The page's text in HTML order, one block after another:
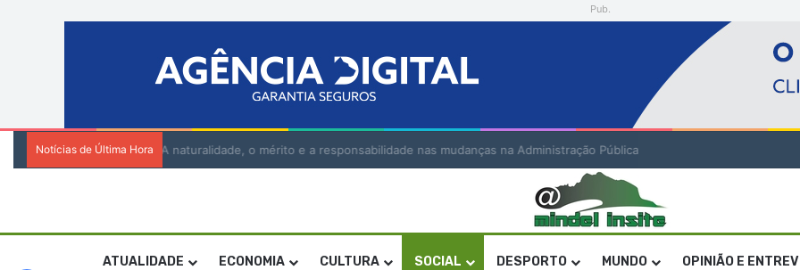
Pub.
Notícias de Última Hora A naturalidade, o mérito e a responsabilidade nas mudanças na Administração Pública
ATUALIDADE ECONOMIA CULTURA SOCIAL DESPORTO MUNDO OPINIÃO E